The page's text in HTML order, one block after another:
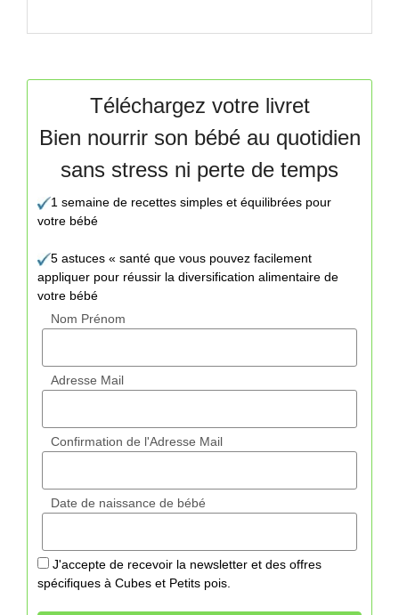
Téléchargez votre livret
Bien nourrir son bébé au quotidien
sans stress ni perte de temps
1 semaine de recettes simples et équilibrées pour
votre bébé
5 astuces « santé que vous pouvez facilement
appliquer pour réussir la diversification alimentaire de
votre bébé
Nom Prénom
Adresse Mail
Confirmation de l'Adresse Mail
Date de naissance de bébé
J'accepte de recevoir la newsletter et des offres
spécifiques à Cubes et Petits pois.